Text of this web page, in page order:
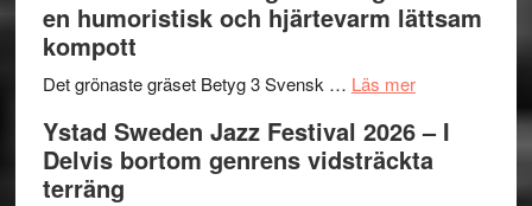
titlar
årets
Mehrabi
Filmstadens
stipendium
en humoristisk och hjärtevarm lättsam
kompott
Det grönaste gräset Betyg 3 Svensk … Läs merom
Filmrecension:
Det
grönaste
Ystad Sweden Jazz Festival 2026 – I
Delvis bortom genrens vidsträckta
terräng